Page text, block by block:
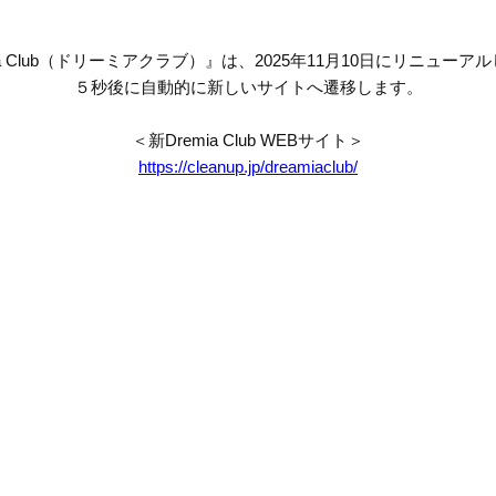
Club（ドリーミアクラブ）』は、2025年11月10日にリニューアル
５秒後に自動的に新しいサイトへ遷移します。
＜新Dremia Club WEBサイト＞
https://cleanup.jp/dreamiaclub/